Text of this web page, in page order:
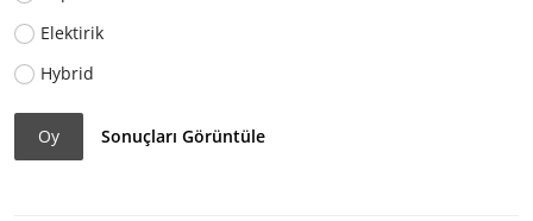
Elektirik
Hybrid
Oy Sonuçları Görüntüle